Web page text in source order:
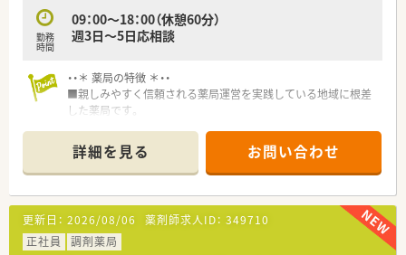
勤務
時間
09：00～18：00（休憩60分）
週3日～5日応相談
・・＊ 薬局の特徴 ＊・・
■親しみやすく信頼される薬局運営を実践している地域に根差
した薬局です。
ります。
■企業理念として「相手を思いやる心、相手を優しく支える気持
ち」を大切に、事業展開してます。
■総合病院門前・クリニック門前に展開しております。
詳細を見る お問い合わせ
更新日： 2026/08/06 薬剤師求人ID： 349710
正社員
調剤薬局